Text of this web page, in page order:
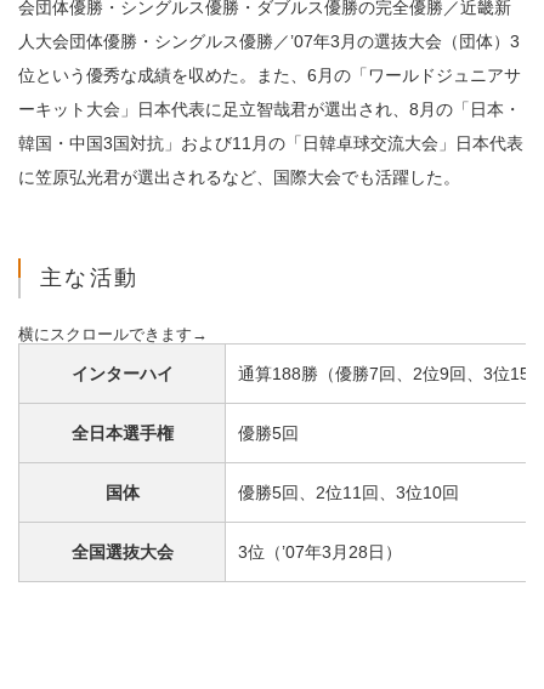
会団体優勝・シングルス優勝・ダブルス優勝の完全優勝／近畿新
人大会団体優勝・シングルス優勝／’07年3月の選抜大会（団体）3
位という優秀な成績を収めた。また、6月の「ワールドジュニアサ
ーキット大会」日本代表に足立智哉君が選出され、8月の「日本・
韓国・中国3国対抗」および11月の「日韓卓球交流大会」日本代表
に笠原弘光君が選出されるなど、国際大会でも活躍した。
主な活動
インターハイ 通算188勝（優勝7回、2位9回、3位15
全日本選手権 優勝5回
国体 優勝5回、2位11回、3位10回
全国選抜大会 3位（’07年3月28日）